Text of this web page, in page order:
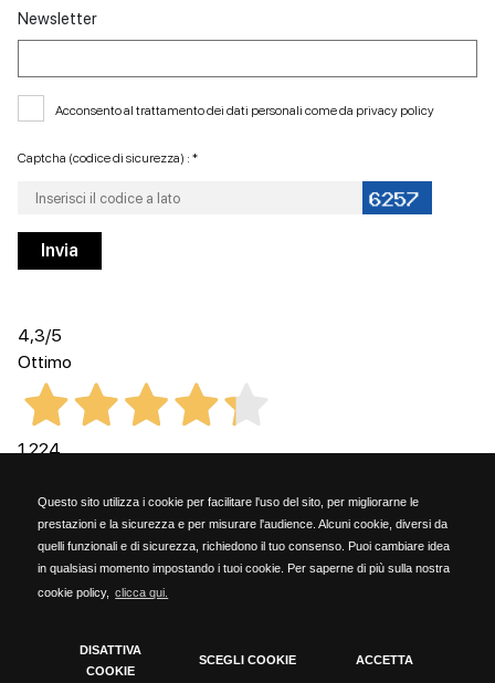
Questo sito utilizza i cookie per facilitare l'uso del sito, per migliorarne le
prestazioni e la sicurezza e per misurare l'audience. Alcuni cookie, diversi da
quelli funzionali e di sicurezza, richiedono il tuo consenso. Puoi cambiare idea
in qualsiasi momento impostando i tuoi cookie. Per saperne di più sulla nostra
cookie policy,
clicca qui.
DISATTIVA
COOKIE
SCEGLI COOKIE ACCETTA
Newsletter
Acconsento al trattamento dei dati personali come da privacy policy
Captcha (codice di sicurezza) : *
4,3/5
Ottimo
1.224